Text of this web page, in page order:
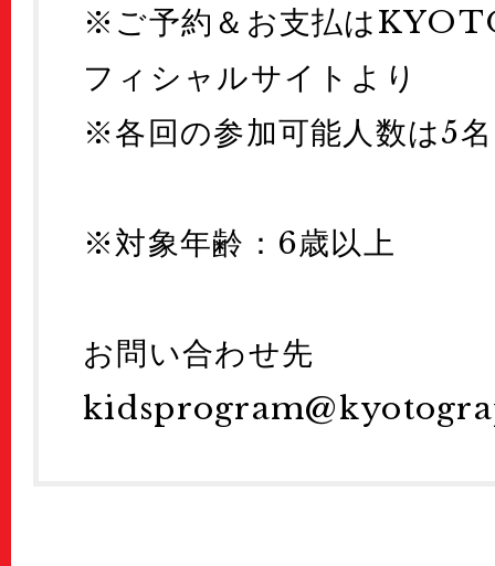
※ご予約＆お支払は
フィシャルサイトより
※各回の参加可能人数は5
※対象年齢：6歳以上
お問い合わせ先